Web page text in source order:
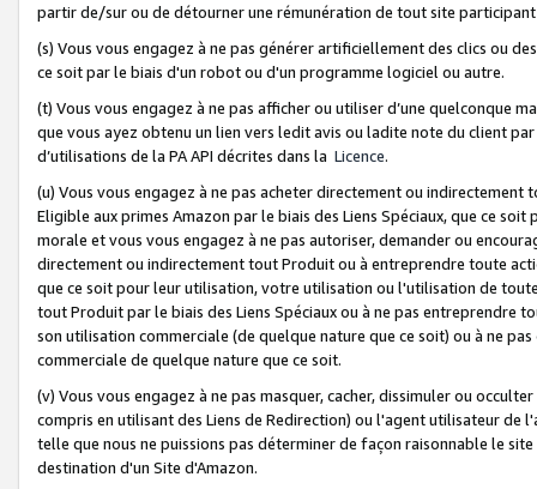
partir de/sur ou de détourner une rémunération de tout site
(s) Vous vous engagez à ne pas générer artificiellement des clics ou
ce soit par le biais d'un robot ou d'un programme logiciel ou autre.
(t) Vous vous engagez à ne pas afficher ou utiliser d’une quelconque
que vous ayez obtenu un lien vers ledit avis ou ladite note du client
d’utilisations de la PA API décrites dans la Licence.
(u) Vous vous engagez à ne pas acheter directement ou
Eligible aux primes Amazon par le biais des Liens Spéciaux, que ce
morale et vous vous engagez à ne pas autoriser, demander ou
directement ou indirectement tout Produit ou à entreprendre toute
que ce soit pour leur utilisation, votre utilisation ou l'utilisation de
tout Produit par le biais des Liens Spéciaux ou à ne pas entreprendre
son utilisation commerciale (de quelque nature que ce soit) ou à ne
commerciale de quelque nature que ce soit.
(v) Vous vous engagez à ne pas masquer, cacher, dissimuler ou
compris en utilisant des Liens de Redirection) ou l'agent utilisateur
telle que nous ne puissions pas déterminer de façon raisonnable le
destination d'un Site d'Amazon.